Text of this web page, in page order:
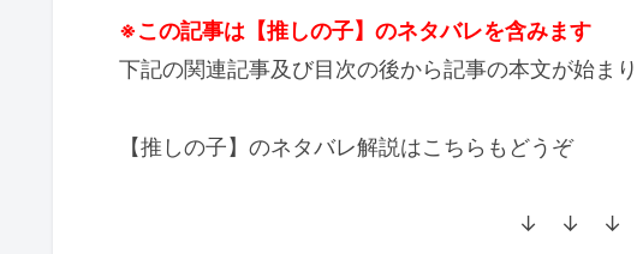
※この記事は【推しの子】のネタバレを含みます
下記の関連記事及び目次の後から記事の本文が始まり
【推しの子】のネタバレ解説はこちらもどうぞ
↓ ↓ ↓